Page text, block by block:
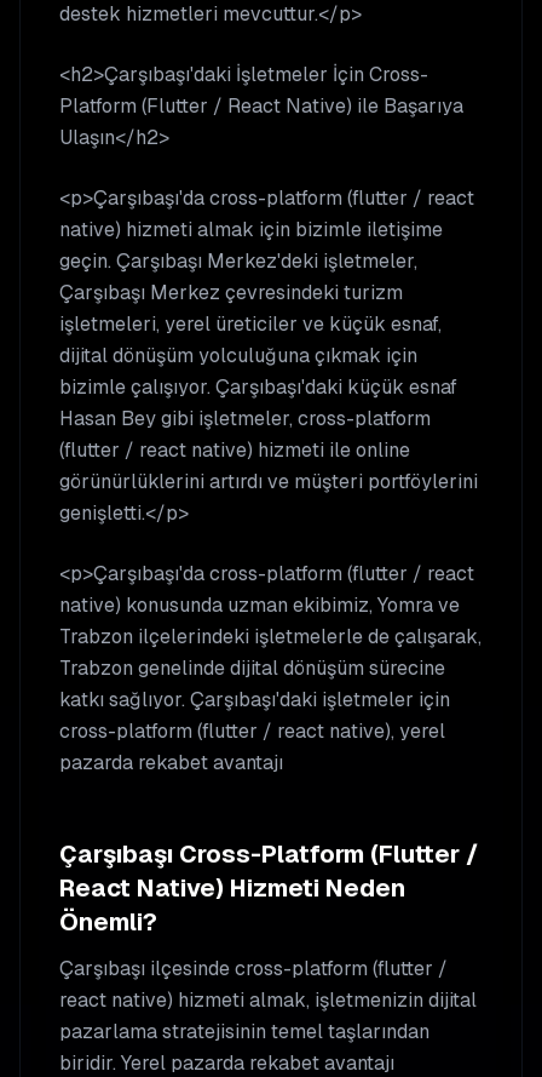
destek hizmetleri mevcuttur.</p>
<h2>Çarşıbaşı'daki İşletmeler İçin Cross-
Platform (Flutter / React Native) ile Başarıya
Ulaşın</h2>
<p>Çarşıbaşı'da cross-platform (flutter / react
native) hizmeti almak için bizimle iletişime
geçin. Çarşıbaşı Merkez'deki işletmeler,
Çarşıbaşı Merkez çevresindeki turizm
işletmeleri, yerel üreticiler ve küçük esnaf,
dijital dönüşüm yolculuğuna çıkmak için
bizimle çalışıyor. Çarşıbaşı'daki küçük esnaf
Hasan Bey gibi işletmeler, cross-platform
(flutter / react native) hizmeti ile online
görünürlüklerini artırdı ve müşteri portföylerini
genişletti.</p>
<p>Çarşıbaşı'da cross-platform (flutter / react
native) konusunda uzman ekibimiz, Yomra ve
Trabzon ilçelerindeki işletmelerle de çalışarak,
Trabzon genelinde dijital dönüşüm sürecine
katkı sağlıyor. Çarşıbaşı'daki işletmeler için
cross-platform (flutter / react native), yerel
pazarda rekabet avantajı
Çarşıbaşı Cross-Platform (Flutter /
React Native) Hizmeti Neden
Önemli?
Çarşıbaşı ilçesindecross-platform (flutter /
react native) hizmeti almak, işletmenizin dijital
pazarlama stratejisinin temel taşlarından
biridir. Yerel pazarda rekabet avantajı